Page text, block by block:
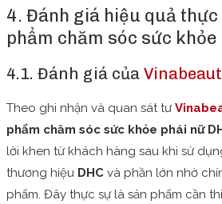
4. Đánh giá hiệu quả
phẩm chăm sóc sức khỏe
4.1. Đánh giá của
Theo ghi nhận và quan sát tư
phẩm chăm sóc sức khỏe phái nữ
lời khen từ khách hàng sau khi sử
thương hiệu DHC và phần lớn nhờ
phẩm. Đây thực sự là sản phẩm cần